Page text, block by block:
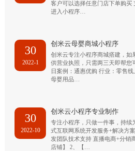
客户可以选择任意门店下单购买
进入小程序…
30
2022-1
创米云母婴商城小程序
创米云专注小程序商城搭建，如
供营业执照，只需两三天即帮您
日案例：通惠优购 行业：零售线
母婴用品…
30
2022-10
创米云小程序专业制作
专注小程序，只做一件事，持续
式互联网系统开发服务+解决方
发团队技术支持 直播电商+分销
店铺】 2、【…